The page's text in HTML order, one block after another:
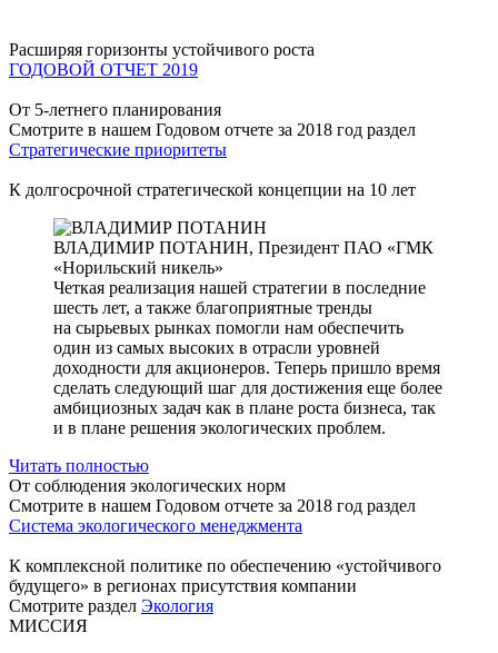
Расширяя горизонты устойчивого роста
ГОДОВОЙ ОТЧЕТ 2019
От 5-летнего планирования
Смотрите в нашем Годовом отчете за 2018 год раздел
Стратегические приоритеты
К долгосрочной стратегической концепции на 10 лет
ВЛАДИМИР ПОТАНИН, Президент ПАО «ГМК
«Норильский никель»
Четкая реализация нашей стратегии в последние
шесть лет, а также благоприятные тренды
на сырьевых рынках помогли нам обеспечить
один из самых высоких в отрасли уровней
доходности для акционеров. Теперь пришло время
сделать следующий шаг для достижения еще более
амбициозных задач как в плане роста бизнеса, так
и в плане решения экологических проблем.
Читать полностью
От соблюдения экологических норм
Смотрите в нашем Годовом отчете за 2018 год раздел
Система экологического менеджмента
К комплексной политике по обеспечению «устойчивого
будущего» в регионах присутствия компании
Смотрите раздел Экология
МИССИЯ